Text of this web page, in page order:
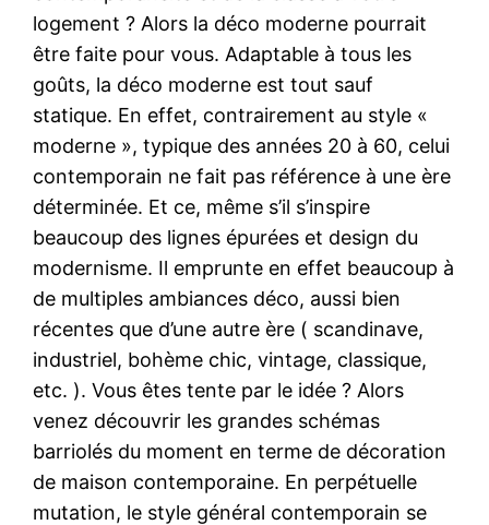
logement ? Alors la déco moderne pourrait
être faite pour vous. Adaptable à tous les
goûts, la déco moderne est tout sauf
statique. En effet, contrairement au style «
moderne », typique des années 20 à 60, celui
contemporain ne fait pas référence à une ère
déterminée. Et ce, même s’il s’inspire
beaucoup des lignes épurées et design du
modernisme. Il emprunte en effet beaucoup à
de multiples ambiances déco, aussi bien
récentes que d’une autre ère ( scandinave,
industriel, bohème chic, vintage, classique,
etc. ). Vous êtes tente par le idée ? Alors
venez découvrir les grandes schémas
barriolés du moment en terme de décoration
de maison contemporaine. En perpétuelle
mutation, le style général contemporain se